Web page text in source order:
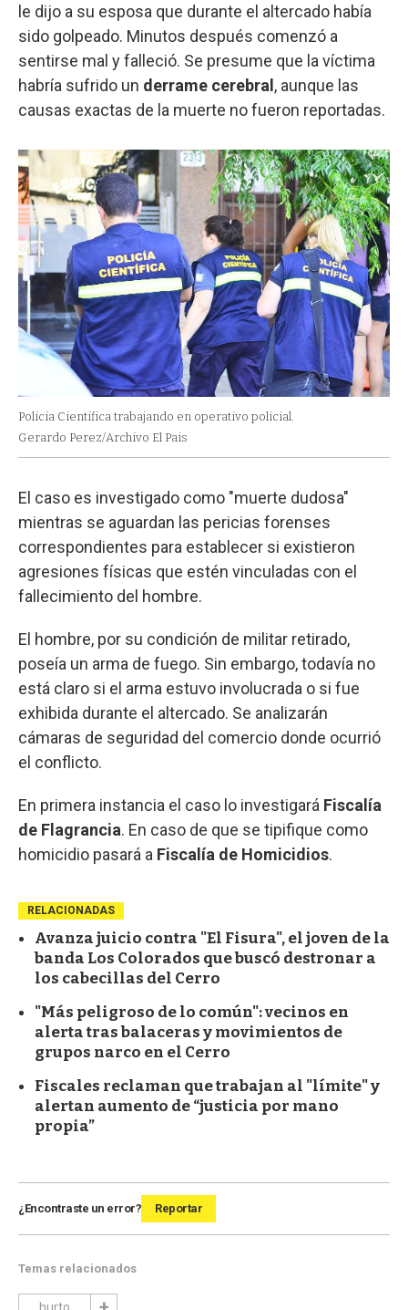
le dijo a su esposa que durante el altercado había
sido golpeado. Minutos después comenzó a
sentirse mal y falleció. Se presume que la víctima
habría sufrido un derrame cerebral , aunque las
causas exactas de la muerte no fueron reportadas.
Policia Cientifica trabajando en operativo policial.
Gerardo Perez/Archivo El Pais
El caso es investigado como "muerte dudosa"
mientras se aguardan las pericias forenses
correspondientes para establecer si existieron
agresiones físicas que estén vinculadas con el
fallecimiento del hombre.
El hombre, por su condición de militar retirado,
poseía un arma de fuego. Sin embargo, todavía no
está claro si el arma estuvo involucrada o si fue
exhibida durante el altercado. Se analizarán
cámaras de seguridad del comercio donde ocurrió
el conflicto.
En primera instancia el caso lo investigará Fiscalía
de Flagrancia. En caso de que se tipifique como
homicidio pasará a Fiscalía de Homicidios.
RELACIONADAS
Avanza juicio contra "El Fisura", el joven de la
banda Los Colorados que buscó destronar a
los cabecillas del Cerro
"Más peligroso de lo común": vecinos en
alerta tras balaceras y movimientos de
grupos narco en el Cerro
Fiscales reclaman que trabajan al "límite" y
alertan aumento de “justicia por mano
propia”
¿Encontraste un error? Reportar
Temas relacionados